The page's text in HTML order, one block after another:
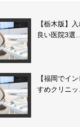
【栃木版】
良い医院3選…
【福岡でイ
すめクリニッ